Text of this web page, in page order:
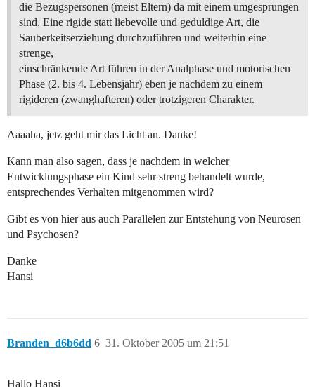
die Bezugspersonen (meist Eltern) da mit einem umgesprungen
sind. Eine rigide statt liebevolle und geduldige Art, die
Sauberkeitserziehung durchzuführen und weiterhin eine
strenge,
einschränkende Art führen in der Analphase und motorischen
Phase (2. bis 4. Lebensjahr) eben je nachdem zu einem
rigideren (zwanghafteren) oder trotzigeren Charakter.
Aaaaha, jetz geht mir das Licht an. Danke!
Kann man also sagen, dass je nachdem in welcher
Entwicklungsphase ein Kind sehr streng behandelt wurde,
entsprechendes Verhalten mitgenommen wird?
Gibt es von hier aus auch Parallelen zur Entstehung von Neurosen
und Psychosen?
Danke
Hansi
Branden_d6b6dd 31. Oktober 2005 um 21:51
6
Hallo Hansi